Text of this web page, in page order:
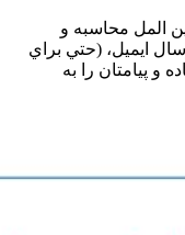
المل محاسبه و
ايميل، (حتي براي
و پيامتان را به